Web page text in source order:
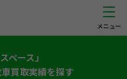
ペース」
買取実績を探す